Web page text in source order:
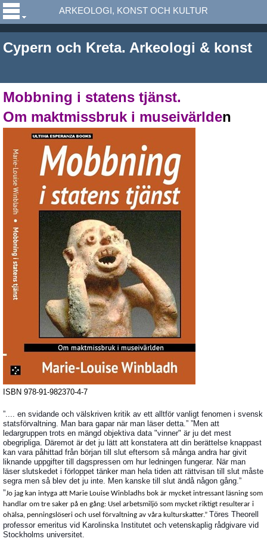
Cypern och Kreta. Arkeologi & konst
ARKEOLOGI, KONST OCH KULTUR
Mobbning i statens tjänst.
Om maktmissbruk i museivärlden
ISBN 978-91-982370-4-7
”.... en svidande och välskriven kritik av ett alltför vanligt fenomen i svensk
statsförvaltning. Man bara gapar när man läser detta.” ”Men att
ledargruppen trots en mängd objektiva data "vinner" är ju det mest
obegripliga. Däremot är det ju lätt att konstatera att din berättelse knappast
kan vara påhittad från början till slut eftersom så många andra har givit
liknande uppgifter till dagspressen om hur ledningen fungerar. När man
läser slutskedet i förloppet tänker man hela tiden att rättvisan till slut måste
segra men så blev det ju inte. Men kanske till slut ändå någon gång.”
”Jo jag kan intyga att Marie Louise Winbladhs bok är mycket intressant läsning som
handlar om tre saker på en gång: Usel arbetsmiljö som mycket riktigt resulterar i
ohälsa, penningslöseri och usel förvaltning av våra kulturskatter.” Töres Theorell
professor emeritus vid Karolinska Institutet och vetenskaplig rådgivare vid
Stockholms universitet.